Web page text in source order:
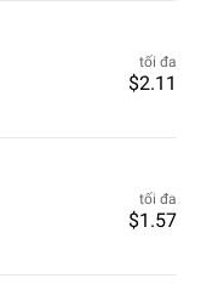
tối đa
$2.11
tối đa
$1.57